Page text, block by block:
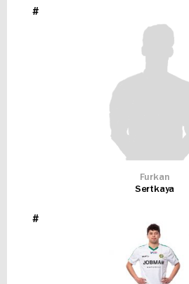
#
Furkan
Sertkaya
#